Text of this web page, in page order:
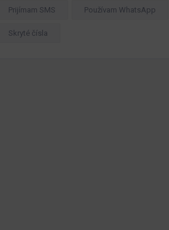
Prijímam SMS Používam WhatsApp
Skryté čísla